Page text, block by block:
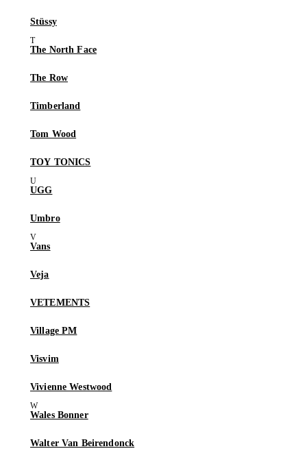
Stüssy
The North Face
The Row
Timberland
Tom Wood
TOY TONICS
UGG
Umbro
Vans
Veja
VETEMENTS
Village PM
Visvim
Vivienne Westwood
Wales Bonner
Walter Van Beirendonck